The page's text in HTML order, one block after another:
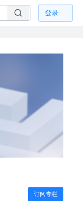
登录
订阅专栏